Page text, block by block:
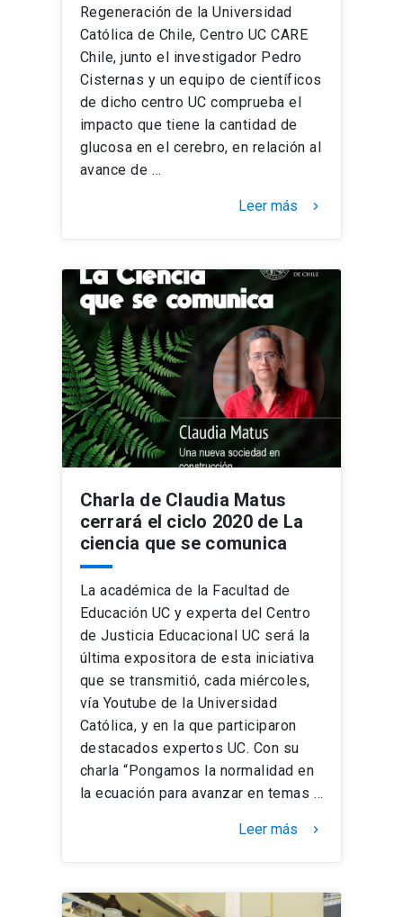
Regeneración de la Universidad
Católica de Chile, Centro UC CARE
Chile, junto el investigador Pedro
Cisternas y un equipo de científicos
de dicho centro UC comprueba el
impacto que tiene la cantidad de
glucosa en el cerebro, en relación al
avance de …
Leer más keyboard_arrow_right
Charla de Claudia Matus
cerrará el ciclo 2020 de La
ciencia que se comunica
La académica de la Facultad de
Educación UC y experta del Centro
de Justicia Educacional UC será la
última expositora de esta iniciativa
que se transmitió, cada miércoles,
vía Youtube de la Universidad
Católica, y en la que participaron
destacados expertos UC. Con su
charla “Pongamos la normalidad en
la ecuación para avanzar en temas …
Leer más keyboard_arrow_right